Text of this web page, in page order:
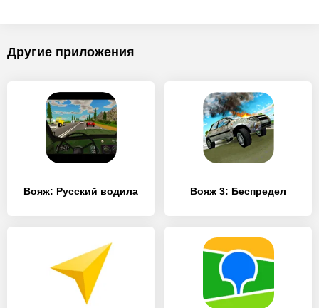
Другие приложения
Вояж: Русский водила Вояж 3: Беспредел